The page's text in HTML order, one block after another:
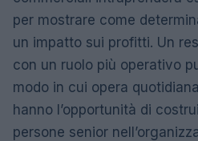
per mostrare come
un impatto sui profitti. Un
con un ruolo più operativo
modo in cui opera
hanno l’opportunità di
persone senior